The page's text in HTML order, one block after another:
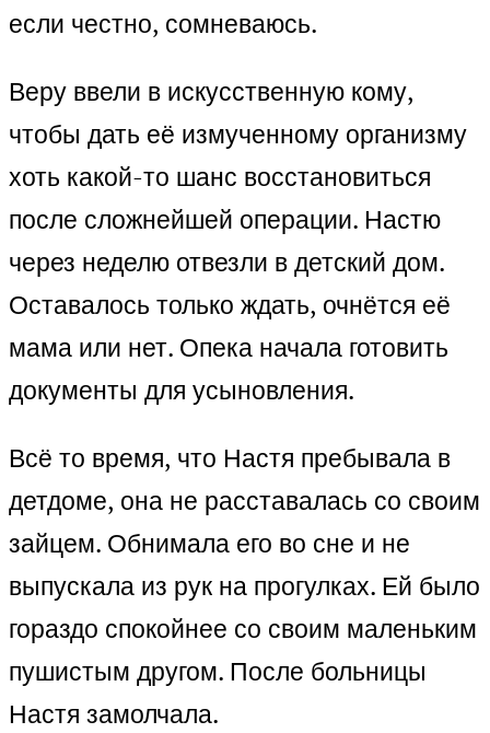
если честно, сомневаюсь.
Веру ввели в искусственную кому,
чтобы дать её измученному организму
хоть какой-то шанс восстановиться
после сложнейшей операции. Настю
через неделю отвезли в детский дом.
Оставалось только ждать, очнётся её
мама или нет. Опека начала готовить
документы для усыновления.
Всё то время, что Настя пребывала в
детдоме, она не расставалась со своим
зайцем. Обнимала его во сне и не
выпускала из рук на прогулках. Ей было
гораздо спокойнее со своим маленьким
пушистым другом. После больницы
Настя замолчала.